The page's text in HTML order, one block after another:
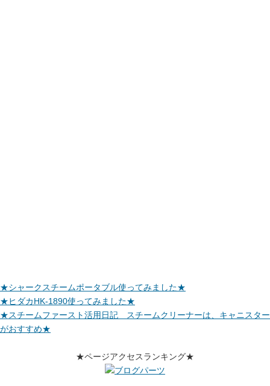
★シャークスチームポータブル使ってみました★
★ヒダカHK-1890使ってみました★
★スチームファースト活用日記 スチームクリーナーは、キャニスター
がおすすめ★
★ページアクセスランキング★